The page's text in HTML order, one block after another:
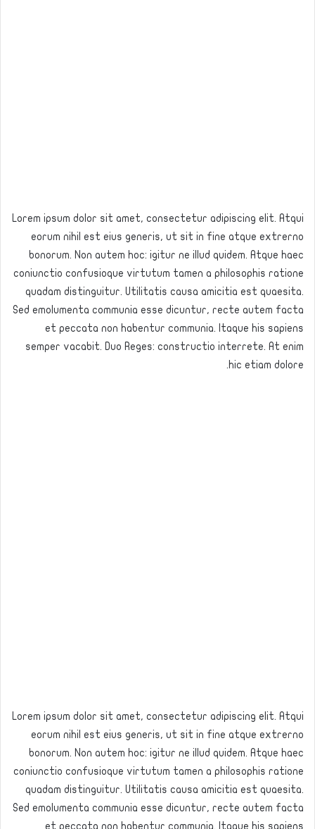
Lorem ipsum dolor sit amet, consectetur adipiscing elit. Atqui
eorum nihil est eius generis, ut sit in fine atque extrerno
bonorum. Non autem hoc: igitur ne illud quidem. Atque haec
coniunctio confusioque virtutum tamen a philosophis ratione
quadam distinguitur. Utilitatis causa amicitia est quaesita.
Sed emolumenta communia esse dicuntur, recte autem facta
et peccata non habentur communia. Itaque his sapiens
semper vacabit. Duo Reges: constructio interrete. At enim
hic etiam dolore.
Lorem ipsum dolor sit amet, consectetur adipiscing elit. Atqui
eorum nihil est eius generis, ut sit in fine atque extrerno
bonorum. Non autem hoc: igitur ne illud quidem. Atque haec
coniunctio confusioque virtutum tamen a philosophis ratione
quadam distinguitur. Utilitatis causa amicitia est quaesita.
Sed emolumenta communia esse dicuntur, recte autem facta
et peccata non habentur communia. Itaque his sapiens